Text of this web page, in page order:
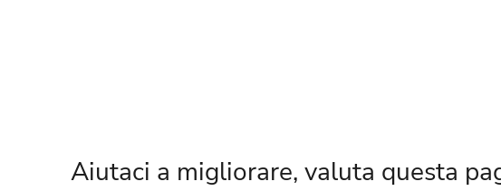
Aiutaci a migliorare, valuta questa